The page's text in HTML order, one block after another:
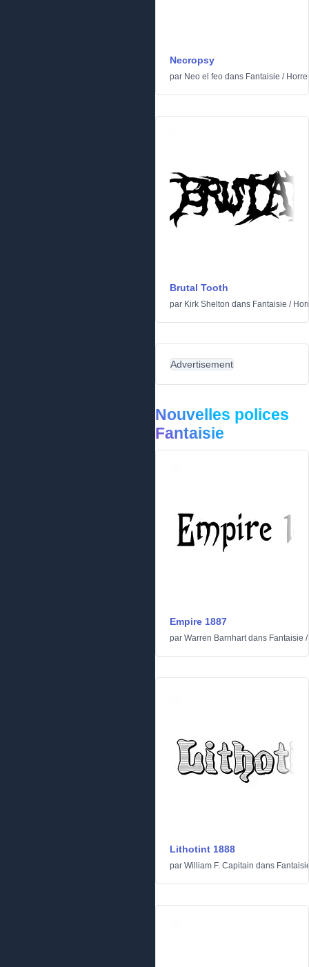
Necropsy
par Neo el feo dans Fantaisie /
Brutal Tooth
par Kirk Shelton dans Fantaisie /
Advertisement
Nouvelles polices
Fantaisie
Empire 1887
par Warren Barnhartdans Fantaisie /
Lithotint 1888
par William F. Capitain dans